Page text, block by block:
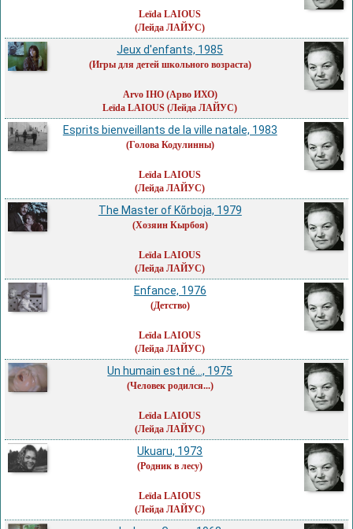
Leïda LAIOUS
(Лейда ЛАЙУС)
Jeux d'enfants, 1985
(Игры для детей школьного возраста)
Arvo IHO(Арво ИХО)
Leïda LAIOUS (Лейда ЛАЙУС)
Esprits bienveillants de la ville natale, 1983
(Голова Кодулинны)
Leïda LAIOUS
(Лейда ЛАЙУС)
The Master of Kõrboja, 1979
(Хозяин Кырбоя)
Leïda LAIOUS
(Лейда ЛАЙУС)
Enfance, 1976
(Детство)
Leïda LAIOUS
(Лейда ЛАЙУС)
Un humain est né…, 1975
(Человек родился...)
Leïda LAIOUS
(Лейда ЛАЙУС)
Ukuaru, 1973
(Родник в лесу)
Leïda LAIOUS
(Лейда ЛАЙУС)